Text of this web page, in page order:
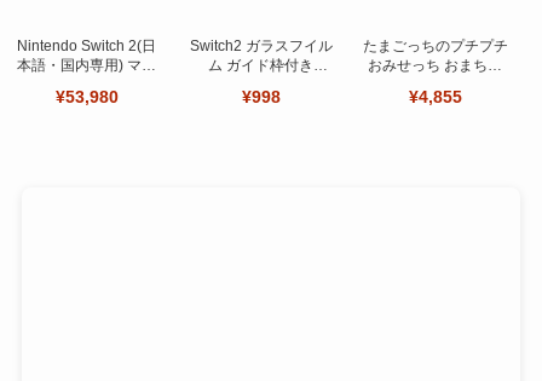
Nintendo Switch 2(日
本語・国内専用) マリ
ット
¥53,980
Switch2 ガラスフイル
ム ガイド枠付き
ット 日本旭硝子製-高
¥998
たまごっちのプチプチ
おみせっち おまちど
¥4,855